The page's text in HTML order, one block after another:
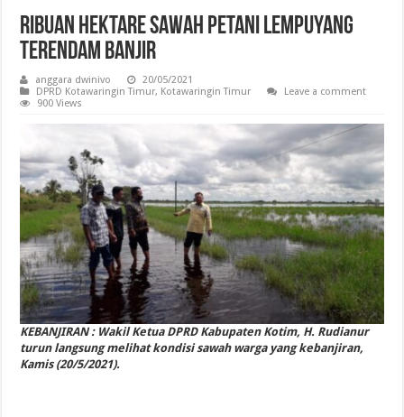
Ribuan Hektare Sawah Petani Lempuyang
Terendam Banjir
anggara dwinivo
20/05/2021
DPRD Kotawaringin Timur, Kotawaringin Timur
Leave a comment
900 Views
KEBANJIRAN : Wakil Ketua DPRD Kabupaten Kotim, H. Rudianur
turun langsung melihat kondisi sawah warga yang kebanjiran,
Kamis (20/5/2021).